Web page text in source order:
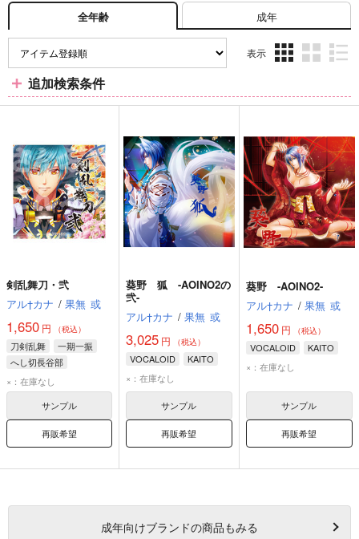
全年齢 成年
表示
ム
表
ム
表
ム
表
追加検索条件
剣乱舞刀・弐
アル†カナ / 果無 或
1,650 円 （税込）
刀剣乱舞
一期一振
へし切長谷部
×：在庫なし
サンプル
再販希望
葵野 狐 -AOINO2の
弐-
アル†カナ / 果無 或
3,025 円 （税込）
VOCALOID
KAITO
×：在庫なし
サンプル
再販希望
葵野 -AOINO2-
アル†カナ / 果無 或
1,650円 （税込）
VOCALOID
KAITO
×：在庫なし
サンプル
再販希望
成年向けブランドの商品もみる